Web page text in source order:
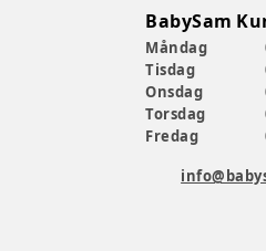
BabySam
Måndag
Tisdag
Onsdag
Torsdag
Fredag